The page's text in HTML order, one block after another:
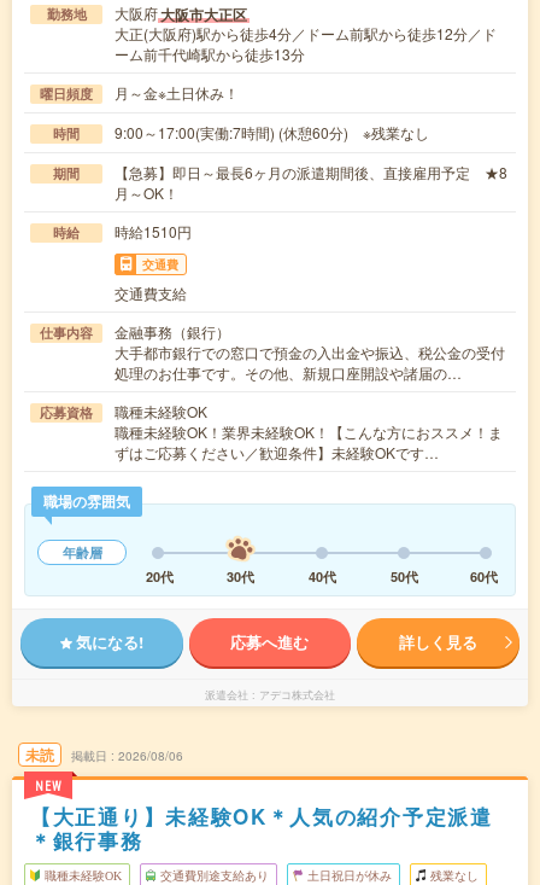
勤務地 大阪府大阪市大正区
大正(大阪府)駅から徒歩4分／ドーム前駅から徒歩12分／ド
ーム前千代崎駅から徒歩13分
曜日頻度 月～金※土日休み！
時間 9:00～17:00(実働:7時間) (休憩60分) ※残業なし
期間
【急募】即日～最長6ヶ月の派遣期間後、直接雇用予定 ★8
月～OK！
時給 時給1510円
交通費
交通費支給
仕事内容
金融事務（銀行）
大手都市銀行での窓口で預金の入出金や振込、税公金の受付
処理のお仕事です。その他、新規口座開設や諸届の…
応募資格
職種未経験OK
職種未経験OK！業界未経験OK！【こんな方におススメ！ま
ずはご応募ください／歓迎条件】未経験OKです…
職場の雰囲気
年齢層
20代
30代 40代 50代 60代
気になる! 応募へ進む 詳しく見る
派遣会社 アデコ株式会社
未読
NEW
掲載日 2026/08/06
【大正通り】未経験OK＊人気の紹介予定派遣
＊銀行事務
職種未経験OK 交通費別途支給あり 土日祝日が休み 残業なし